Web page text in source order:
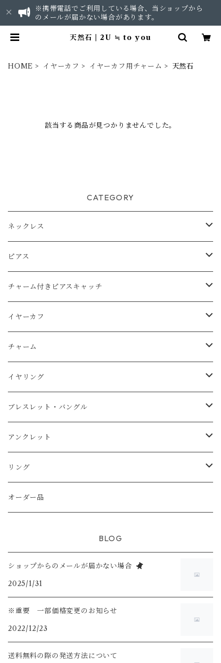
※携帯電話でご利用している場合、当ショップから
のメールが届かない場合があります。
天然石 | 2U ≒ to you
HOME イヤーカフ イヤーカフ用チャーム 天然石
該当する商品が見つかりませんでした。
CATEGORY
ネックレス
Ｋ14ｇｆ（ゴールドフィルド）
天然石
純銀（925sv・AS935sv）
天然石
k10
真鍮メッキ
天然石
ピアス
Ｋ14ｇｆ（ゴールドフィルド）
天然石
スワロフスキー
純銀（925sv・AS935sv）
天然石
真鍮メッキ素材
コットンパール
淡水パール
スチール金メッキ素材
その他
ｋ14
天然石
天然石
シトリン
ラブライドライト
淡水パール
チャーム付きピアスキャッチ
K14gf
コットンレース
AS935sv・925sv
その他
イヤーカフ
イヤーカフ
Ｋ14ｇｆ（金張り）
純銀（AS935sv）
イヤーカフ用チャーム
K14gf
AS935sv ・925sv
チャーム
K14gf
天然石
AS935sv
天然石
真鍮メッキ
イヤリング
真鍮メッキ
コットンパール
ブレスレット・バングル
Ｋ14ｇｆ（ゴールドフィルド）
天然石
純銀（925sv AS935sv)
天然石
真鍮メッキ
アンクレット
純銀（ 925sv AS935sv )
天然石
真鍮メッキ
リング
K14gf
オーダー品
BLOG
ショップからのメールが届かない場合
2025/1/31
※重要 一部価格変更のお知らせ
2022/12/23
送料無料の際の発送方法について